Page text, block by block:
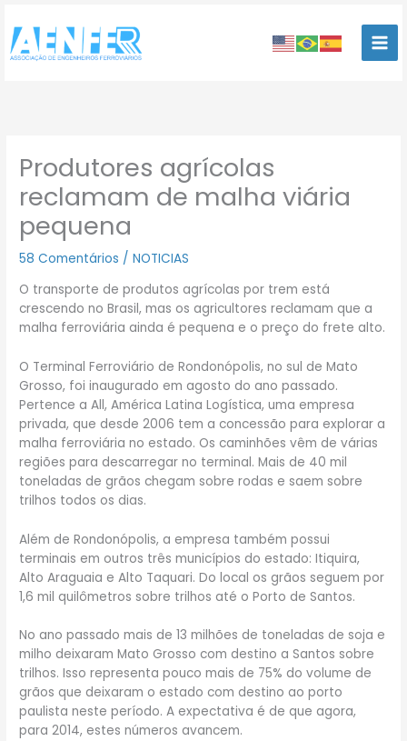
para
conteúdo
Produtores agrícolas
reclamam de malha viária
pequena
58 Comentários /NOTICIAS
O transporte de produtos agrícolas por trem está
crescendo no Brasil, mas os agricultores reclamam que a
malha ferroviária ainda é pequena e o preço do frete alto.
O Terminal Ferroviário de Rondonópolis, no sul de Mato
Grosso, foi inaugurado em agosto do ano passado.
Pertence a All, América Latina Logística, uma empresa
privada, que desde 2006 tem a concessão para explorar a
malha ferroviária no estado. Os caminhões vêm de várias
regiões para descarregar no terminal. Mais de 40 mil
toneladas de grãos chegam sobre rodas e saem sobre
trilhos todos os dias.
Além de Rondonópolis, a empresa também possui
terminais em outros três municípios do estado: Itiquira,
Alto Araguaia e Alto Taquari. Do local os grãos seguem por
1,6 mil quilômetros sobre trilhos até o Porto de Santos.
No ano passado mais de 13 milhões de toneladas de soja e
milho deixaram Mato Grosso com destino a Santos sobre
trilhos. Isso representa pouco mais de 75% do volume de
grãos que deixaram o estado com destino ao porto
paulista neste período. A expectativa é de que agora,
para 2014, estes números avancem.